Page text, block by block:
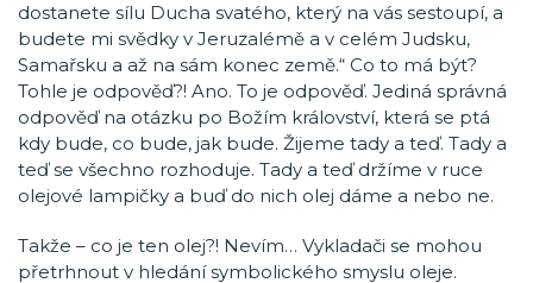
dostanete sílu Ducha svatého, který na vás sestoupí, a
budete mi svědky v Jeruzalémě a v celém Judsku,
Samařsku a až na sám konec země.“ Co to má být?
Tohle je odpověď?! Ano. To je odpověď. Jediná správná
odpověď na otázku po Božím království, která se ptá
kdy bude, co bude, jak bude. Žijeme tady a teď. Tady a
teď se všechno rozhoduje. Tady a teď držíme v ruce
olejové lampičky a buď do nich olej dáme a nebo ne.
Takže – co je ten olej?! Nevím… Vykladači se mohou
přetrhnout v hledání symbolického smyslu oleje.